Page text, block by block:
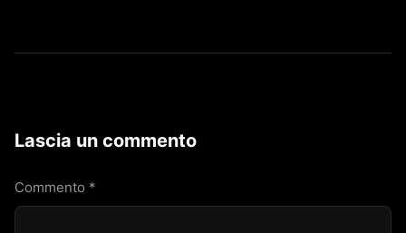
Lascia un commento
Commento *